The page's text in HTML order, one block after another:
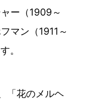
ー（1909～
マン（1911～
。
「花のメルヘ